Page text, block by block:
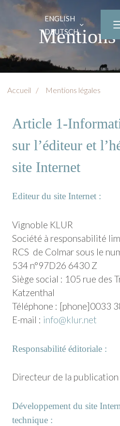
ENGLISH
DEUTSCH
Mentions
Accueil Mentions légales
Article 1-
sur l’éditeur et
site Internet
Editeur du site Internet :
Vignoble KLUR
Société à responsabilité
RCS de Colmar sous le
534 n°97D26 6430 Z
Siège social : 105 rue des
Katzenthal
Téléphone : [phone]0033
E-mail : info@klur.net
Responsabilité éditoriale :
Directeur de la
Développement du site
technique :